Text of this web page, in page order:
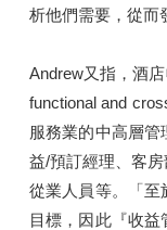
析他們需要，從而
Andrew又指，酒
functional and
服務業的中高層
益/預訂經理、客
從業人員等。「至
目標，因此『收益